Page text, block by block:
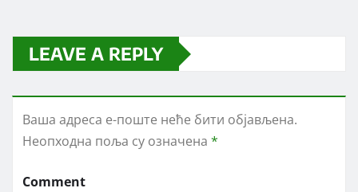
LEAVE A REPLY
Ваша адреса е-поште неће бити објављена.
Неопходна поља су означена *
Comment